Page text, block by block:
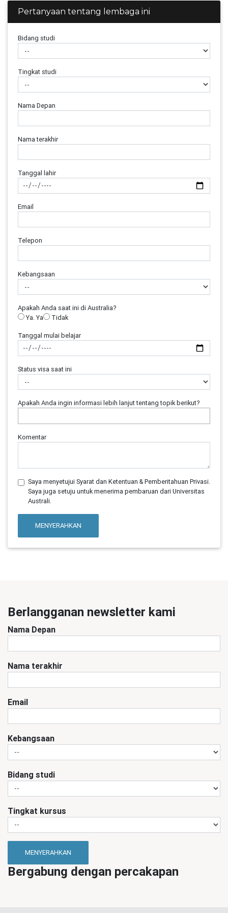
Pertanyaan tentang lembaga ini
Bidang studi
Tingkat studi
Nama Depan
Nama terakhir
Tanggal lahir
Email
Telepon
Kebangsaan
Apakah Anda saat ini di Australia?
Ya. Ya
Tidak
Tanggal mulai belajar
Status visa saat ini
Apakah Anda ingin informasi lebih lanjut tentang topik berikut?
Komentar
Saya menyetujui Syarat dan Ketentuan & Pemberitahuan Privasi.
Saya juga setuju untuk menerima pembaruan dari Universitas
Australi.
MENYERAHKAN
Berlangganan newsletter kami
Nama Depan
Nama terakhir
Email
Kebangsaan
Bidang studi
Tingkat kursus
MENYERAHKAN
Bergabung dengan percakapan